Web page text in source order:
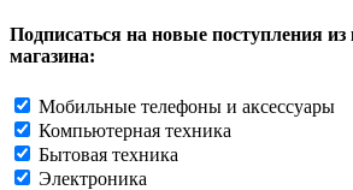
Подписаться на новые поступления из
магазина:
Мобильные телефоны и аксессуары
Компьютерная техника
Бытовая техника
Электроника